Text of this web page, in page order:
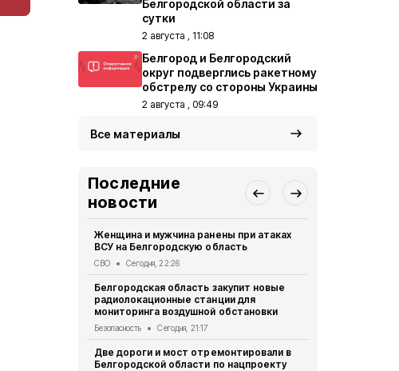
Белгородской области за
сутки
2 августа , 11:08
Белгород и Белгородский
округ подверглись ракетному
обстрелу со стороны Украины
2 августа , 09:49
Все материалы
Последние
новости
Женщина и мужчина ранены при атаках
ВСУ на Белгородскую область
СВО Сегодня, 22:26
Белгородская область закупит новые
радиолокационные станции для
мониторинга воздушной обстановки
Безопасность Сегодня, 21:17
Две дороги и мост отремонтировали в
Белгородской области по нацпроекту